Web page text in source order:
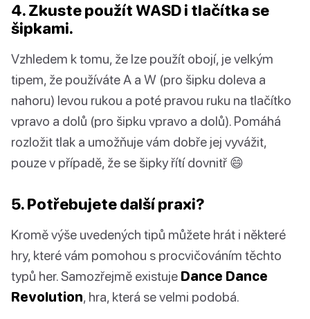
4. Zkuste použít WASD i tlačítka se
šipkami.
Vzhledem k tomu, že lze použít obojí, je velkým
tipem, že používáte A a W (pro šipku doleva a
nahoru) levou rukou a poté pravou ruku na tlačítko
vpravo a dolů (pro šipku vpravo a dolů). Pomáhá
rozložit tlak a umožňuje vám dobře jej vyvážit,
pouze v případě, že se šipky řítí dovnitř 😄
5. Potřebujete další praxi?
Kromě výše uvedených tipů můžete hrát i některé
hry, které vám pomohou s procvičováním těchto
typů her. Samozřejmě existuje Dance Dance
Revolution, hra, která se velmi podobá.